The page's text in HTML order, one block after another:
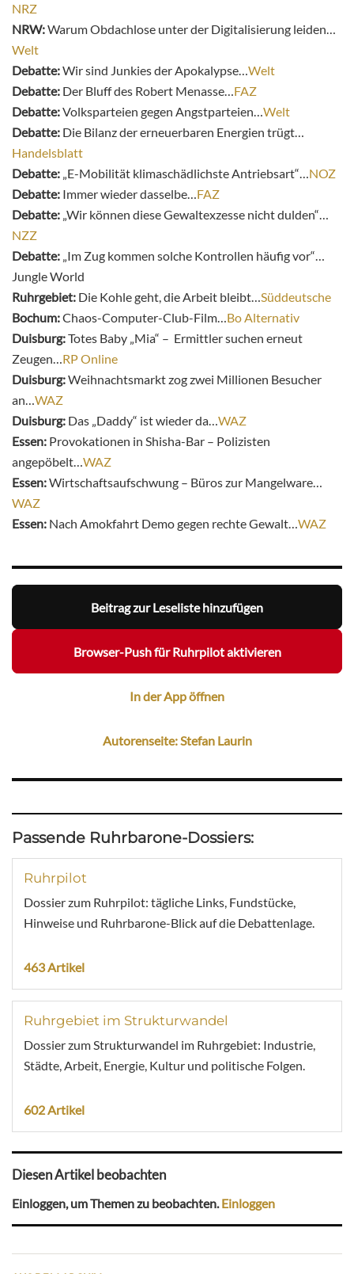
NRZ
NRW:Warum Obdachlose unter der Digitalisierung leiden…
Welt
Debatte:Wir sind Junkies der Apokalypse…Welt
Debatte: Der Bluff des Robert Menasse…FAZ
Debatte:Volksparteien gegen Angstparteien…Welt
Debatte: Die Bilanz der erneuerbaren Energien trügt…
Handelsblatt
Debatte: „E-Mobilität klimaschädlichste Antriebsart“…NOZ
Debatte: Immer wieder dasselbe…FAZ
Debatte: „Wir können diese Gewaltexzesse nicht dulden“…
NZZ
Debatte: „Im Zug kommen solche Kontrollen häufig vor“…
Jungle World
Ruhrgebiet: Die Kohle geht, die Arbeit bleibt…Süddeutsche
Bochum:Chaos-Computer-Club-Film…Bo Alternativ
Duisburg:Totes Baby „Mia“ – Ermittler suchen erneut
Zeugen…RP Online
Duisburg:Weihnachtsmarkt zog zwei Millionen Besucher
an…WAZ
Duisburg: Das „Daddy“ ist wieder da…WAZ
Essen: Provokationen in Shisha-Bar – Polizisten
angepöbelt…WAZ
Essen:Wirtschaftsaufschwung – Büros zur Mangelware…
WAZ
Essen: Nach Amokfahrt Demo gegen rechte Gewalt…WAZ
Beitrag zur Leseliste hinzufügen
Browser-Push für Ruhrpilot aktivieren
In der App öffnen
Autorenseite: Stefan Laurin
Passende Ruhrbarone-Dossiers:
Ruhrpilot
Dossier zum Ruhrpilot: tägliche Links, Fundstücke,
Hinweise und Ruhrbarone-Blick auf die Debattenlage.
463 Artikel
Ruhrgebiet im Strukturwandel
Dossier zum Strukturwandel im Ruhrgebiet: Industrie,
Städte, Arbeit, Energie, Kultur und politische Folgen.
602 Artikel
Diesen Artikel beobachten
Einloggen, um Themen zu beobachten. Einloggen